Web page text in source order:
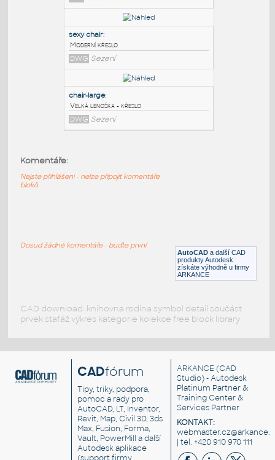
Leather-armchair:
Kožené křeslo, polstrované
DWG
kreslo-kozene:
Křeslo - kůže a chrom
RFA Sezení
DWG Sezení
AutoCAD a další CAD
produkty Autodesk
získáte výhodně u firmy
ARKANCE
Komentáře:
Nejste přihlášeni - nelze připojit komentáře
bloků
Dosud žádné komentáře - buďte první
CAD download: knihovna rodina symbol detail součást
prvek stafáž výkres kategorie kolekce free block library
CADfórum
Tipy, triky, podpora,
pomoc a rady pro
AutoCAD, LT, Inventor,
Revit, Map, Civil 3D, 3ds
Max, Fusion, Forma,
Vault, PowerMill a další
Autodesk aplikace
ARKANCE (CAD
Studio) - Autodesk
Platinum Partner &
Training Center &
Services Partner
KONTAKT:
| tel. +420 910 970 111